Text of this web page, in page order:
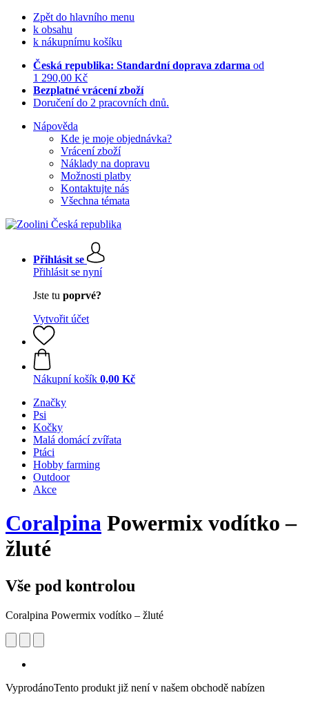
Zpět do hlavního menu
k obsahu
k nákupnímu košíku
Česká republika: Standardní doprava zdarma od
1 290,00 Kč
Bezplatné vrácení zboží
Doručení do 2 pracovních dnů.
Nápověda
Kde je moje objednávka?
Vrácení zboží
Náklady na dopravu
Možnosti platby
Kontaktujte nás
Všechna témata
Přihlásit se
Přihlásit se nyní
Jste tu poprvé?
Vytvořit účet
Nákupní košík 0,00 Kč
Značky
Psi
Kočky
Malá domácí zvířata
Ptáci
Hobby farming
Outdoor
Akce
Coralpina Powermix vodítko –
žluté
Vše pod kontrolou
Coralpina Powermix vodítko – žluté
VyprodánoTento produkt již není v našem obchodě nabízen